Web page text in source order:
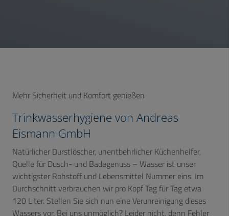
Mehr Sicherheit und Komfort genießen
Trinkwasserhygiene von Andreas
Eismann GmbH
Natürlicher Durstlöscher, unentbehrlicher Küchenhelfer,
Quelle für Dusch- und Badegenuss – Wasser ist unser
wichtigster Rohstoff und Lebensmittel Nummer eins. Im
Durchschnitt verbrauchen wir pro Kopf Tag für Tag etwa
120 Liter. Stellen Sie sich nun eine Verunreinigung dieses
Wassers vor. Bei uns unmöglich? Leider nicht, denn Fehler